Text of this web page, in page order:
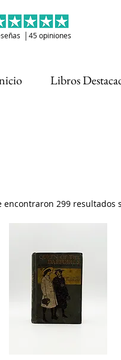
│45 opiniones
Libros
encontraron 299